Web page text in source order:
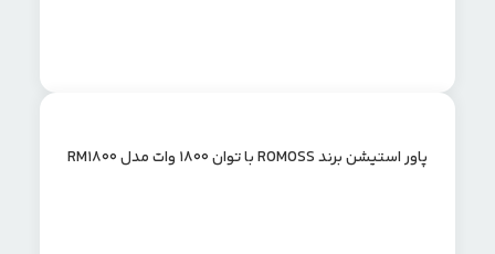
پاور استیشن برند ROMOSS با توان 1800 وات مدل RM1800